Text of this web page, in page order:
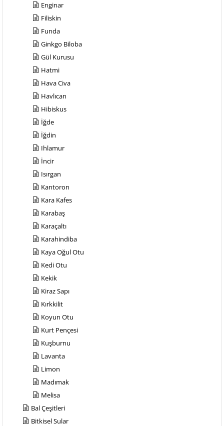
Enginar
Filiskin
Funda
Ginkgo Biloba
Gül Kurusu
Hatmi
Hava Civa
Havlıcan
Hibiskus
İğde
İğdin
Ihlamur
İncir
Isırgan
Kantoron
Kara Kafes
Karabaş
Karaçaltı
Karahindiba
Kaya Oğul Otu
Kedi Otu
Kekik
Kiraz Sapı
Kırkkilit
Koyun Otu
Kurt Pençesi
Kuşburnu
Lavanta
Limon
Madımak
Melisa
Bal Çeşitleri
Bitkisel Sular